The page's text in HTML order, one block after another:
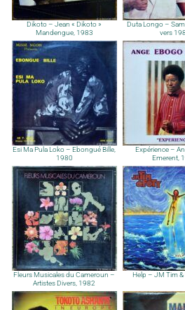
Dikoto – Jean « Dikoto »
Mandengue, 1983
Duta Longo –
vers
Esi Ma Pula Loko – Ebongué Bille,
1980
Expérience –
Emerent,
Fleurs Musicales du Cameroun –
Artistes Divers, 1982
Help – JM Tim &